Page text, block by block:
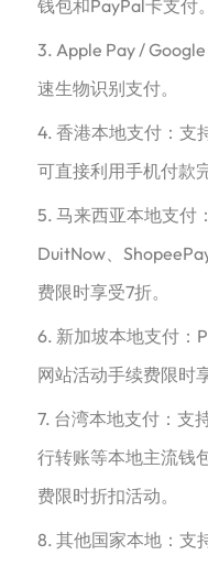
钱包和PayPal卡支付。
3. Apple Pay /
速生物识别支付。
4. 香港本地支付：支
可直接利用手机付款
5. 马来西亚本地支付
DuitNow、
费限时享受7折。
6. 新加坡本地支付：
网站活动手续费限时
7. 台湾本地支付：支
行转账等本地主流钱
费限时折扣活动。
8. 其他国家本地：支